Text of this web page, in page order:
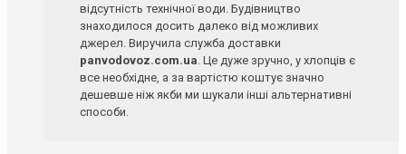
відсутність технічної води. Будівництво
знаходилося досить далеко від можливих
джерел. Виручила служба доставки
panvodovoz.com.ua. Це дуже зручно, у хлопців є
все необхідне, а за вартістю коштує значно
дешевше ніж якби ми шукали інші альтернативні
способи.